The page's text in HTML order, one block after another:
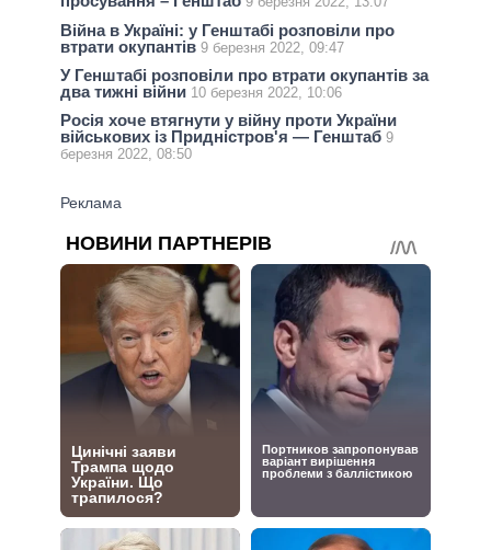
Війна в Україні: у Генштабі розповіли про
втрати окупантів 9 березня 2022, 09:47
У Генштабі розповіли про втрати окупантів за
два тижні війни 10 березня 2022, 10:06
Росія хоче втягнути у війну проти України
військових із Придністров'я — Генштаб 9
березня 2022, 08:50